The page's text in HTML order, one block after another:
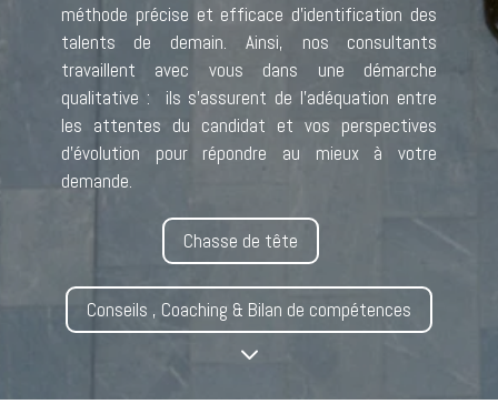
méthode précise et efficace d’identification des
talents de demain. Ainsi, nos consultants
travaillent avec vous dans une démarche
qualitative : ils s’assurent de l’adéquation entre
les attentes du candidat et vos perspectives
d’évolution pour répondre au mieux à votre
demande.
Chasse de tête
Conseils , Coaching & Bilan de compétences
3